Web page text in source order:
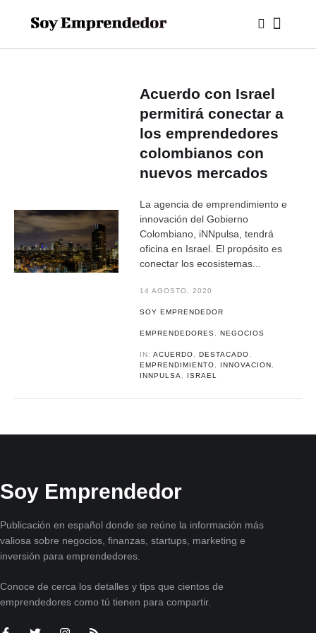
Acuerdo con Israel
permitirá conectar a
los emprendedores
colombianos con
nuevos mercados
La agencia de emprendimiento e
innovación del Gobierno
Colombiano, iNNpulsa, tendrá
oficina en Israel. El propósito es
conectar los ecosistemas...
14 AGOSTO, 2020
SOY EMPRENDEDOR
EMPRENDEDORES ,NEGOCIOS
IN:ACUERDO ,DESTACADO
EMPRENDIMIENTO
INNOVACION
INNPULSA
ISRAEL
Soy Emprendedor
Publicación en español donde se reúne la información más
valiosa sobre negocios, finanzas, startups, marketing e
inversión para emprendedores.
Conoce de cerca los detalles y tips que cientos de
emprendedores como tú tienen para compartir.